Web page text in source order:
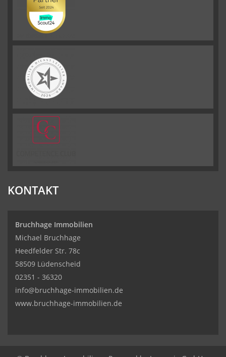
KONTAKT
Bruchhage Immobilien
Michael Bruchhage
Heedfelder Str. 78c
58509 Lüdenscheid
02351 - 36320
info@bruchhage-immobilien.de
www.bruchhage-immobilien.de